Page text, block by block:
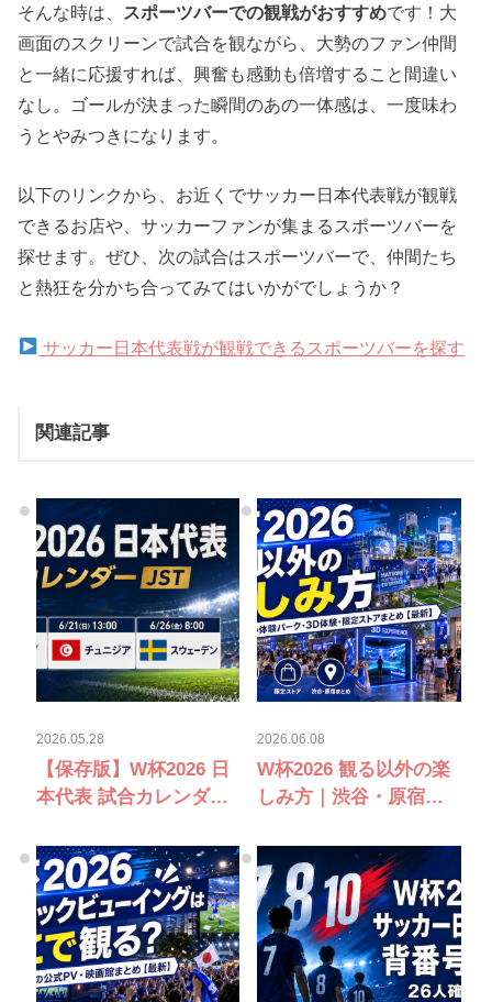
そんな時は、 スポーツバーでの観戦がおすすめです！大
画面のスクリーンで試合を観ながら、大勢のファン仲間
と一緒に応援すれば、興奮も感動も倍増すること間違い
なし。ゴールが決まった瞬間のあの一体感は、一度味わ
うとやみつきになります。
以下のリンクから、お近くでサッカー日本代表戦が観戦
できるお店や、サッカーファンが集まるスポーツバーを
探せます。ぜひ、次の試合はスポーツバーで、仲間たち
と熱狂を分かち合ってみてはいかがでしょうか？
サッカー日本代表戦が観戦できるスポーツバーを探す
関連記事
2026.05.28
【保存版】W杯2026 日
本代表 試合カレンダー
ジア・スウェーデン戦
2026.06.08
W杯2026 観る以外の楽
しみ方｜渋谷・原宿の
体験・限定ストアまと
め【最新】